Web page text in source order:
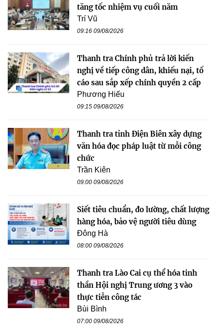
tăng tốc nhiệm vụ cuối năm
Trí Vũ
09:16 09/08/2026
Thanh tra Chính phủ trả lời kiến
nghị về tiếp công dân, khiếu nại, tố
cáo sau sắp xếp chính quyền 2 cấp
Phương Hiếu
09:15 09/08/2026
Thanh tra tỉnh Điện Biên xây dựng
văn hóa đọc pháp luật từ mỗi công
chức
Trần Kiên
09:00 09/08/2026
Siết tiêu chuẩn, đo lường, chất lượng
hàng hóa, bảo vệ người tiêu dùng
Đông Hà
08:00 09/08/2026
Thanh tra Lào Cai cụ thể hóa tinh
thần Hội nghị Trung ương 3 vào
thực tiễn công tác
Bùi Bình
07:00 09/08/2026